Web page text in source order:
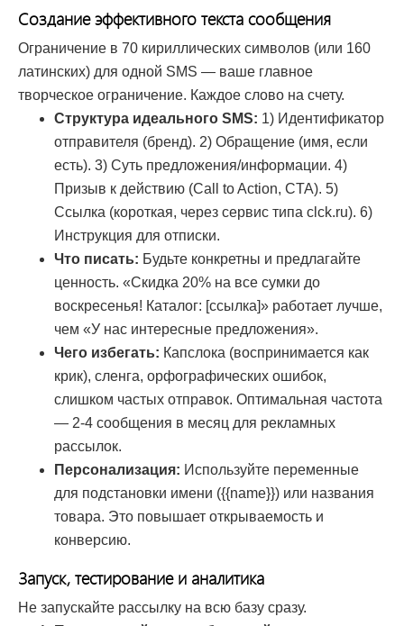
Создание эффективного текста сообщения
Ограничение в 70 кириллических символов (или 160
латинских) для одной SMS — ваше главное
творческое ограничение. Каждое слово на счету.
Структура идеального SMS: 1) Идентификатор
отправителя (бренд). 2) Обращение (имя, если
есть). 3) Суть предложения/информации. 4)
Призыв к действию (Call to Action, CTA). 5)
Ссылка (короткая, через сервис типа clck.ru). 6)
Инструкция для отписки.
Что писать: Будьте конкретны и предлагайте
ценность. «Скидка 20% на все сумки до
воскресенья! Каталог: [ссылка]» работает лучше,
чем «У нас интересные предложения».
Чего избегать: Капслока (воспринимается как
крик), сленга, орфографических ошибок,
слишком частых отправок. Оптимальная частота
— 2-4 сообщения в месяц для рекламных
рассылок.
Персонализация: Используйте переменные
для подстановки имени ({{name}}) или названия
товара. Это повышает открываемость и
конверсию.
Запуск, тестирование и аналитика
Не запускайте рассылку на всю базу сразу.